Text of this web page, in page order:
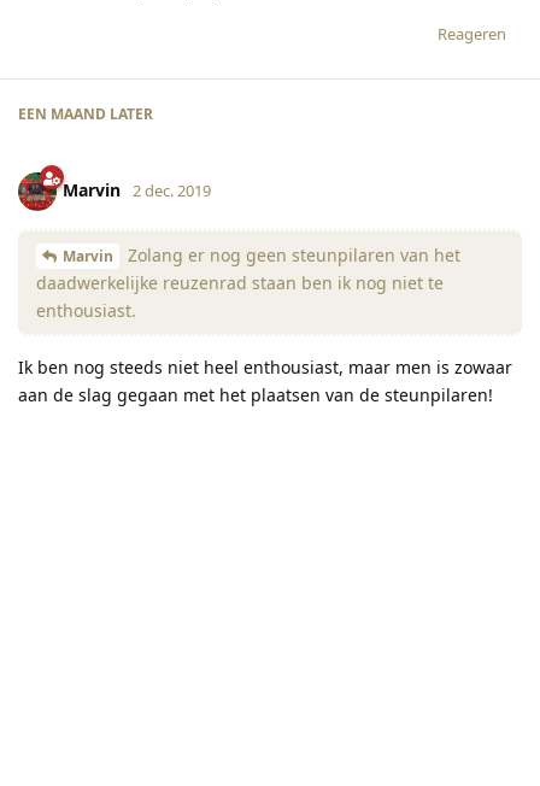
Reageren
EEN MAAND LATER
Marvin 2 dec. 2019
Marvin
Zolang er nog geen steunpilaren van het
daadwerkelijke reuzenrad staan ben ik nog niet te
enthousiast.
Ik ben nog steeds niet heel enthousiast, maar men is zowaar
aan de slag gegaan met het plaatsen van de steunpilaren!